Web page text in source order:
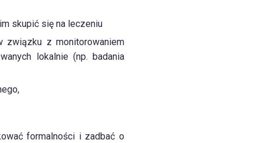
skupić się na leczeniu
związku z monitorowaniem
lokalnie (np. badania
formalności i zadbać o